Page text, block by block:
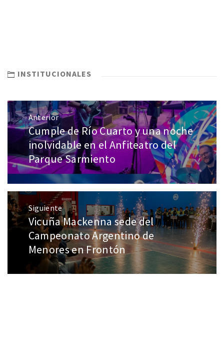
INSTITUCIONALES
Anterior
Cumple de Río Cuarto y una noche
inolvidable en el Anfiteatro del
Parque Sarmiento
Siguiente
Vicuña Mackenna sede del
Campeonato Argentino de
Menores en Frontón